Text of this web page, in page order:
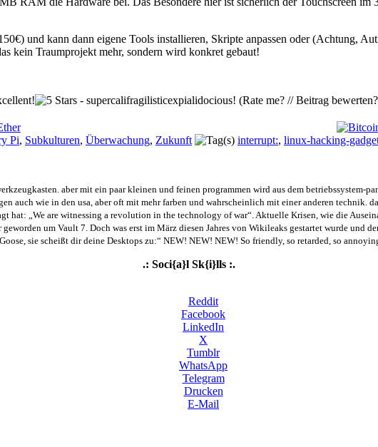
und kann dann eigene Tools installieren, Skripte anpassen oder (Achtung,
kein Traumprojekt mehr, sondern wird konkret gebaut!
(Rate me? // Beitrag
Pi, Subkulturen, Überwachung, Zukunft interrupt:, linux-hacking-
aber mit ein paar kleinen und feinen programmen wird aus dem betriebssystem-
auch wie in den usa, aber oft mit mehr farben und wahrscheinlich mit einer anderen technik. da
hat: „We are witnessing a revolution in the technology of war“. Aktuelle Krisen, wie die
um Vault 7. Doch was erst im März diesen Jahres von Wikileaks gestartet wurde und
sie scheißt dir deine Desktops zu:“ NEW! NEW! NEW! So friendly, so retarded, so
.: Soci{a}l Sk{i}lls :.
Reddit
Facebook
LinkedIn
X
Tumblr
WhatsApp
Telegram
Drucken
E-Mail